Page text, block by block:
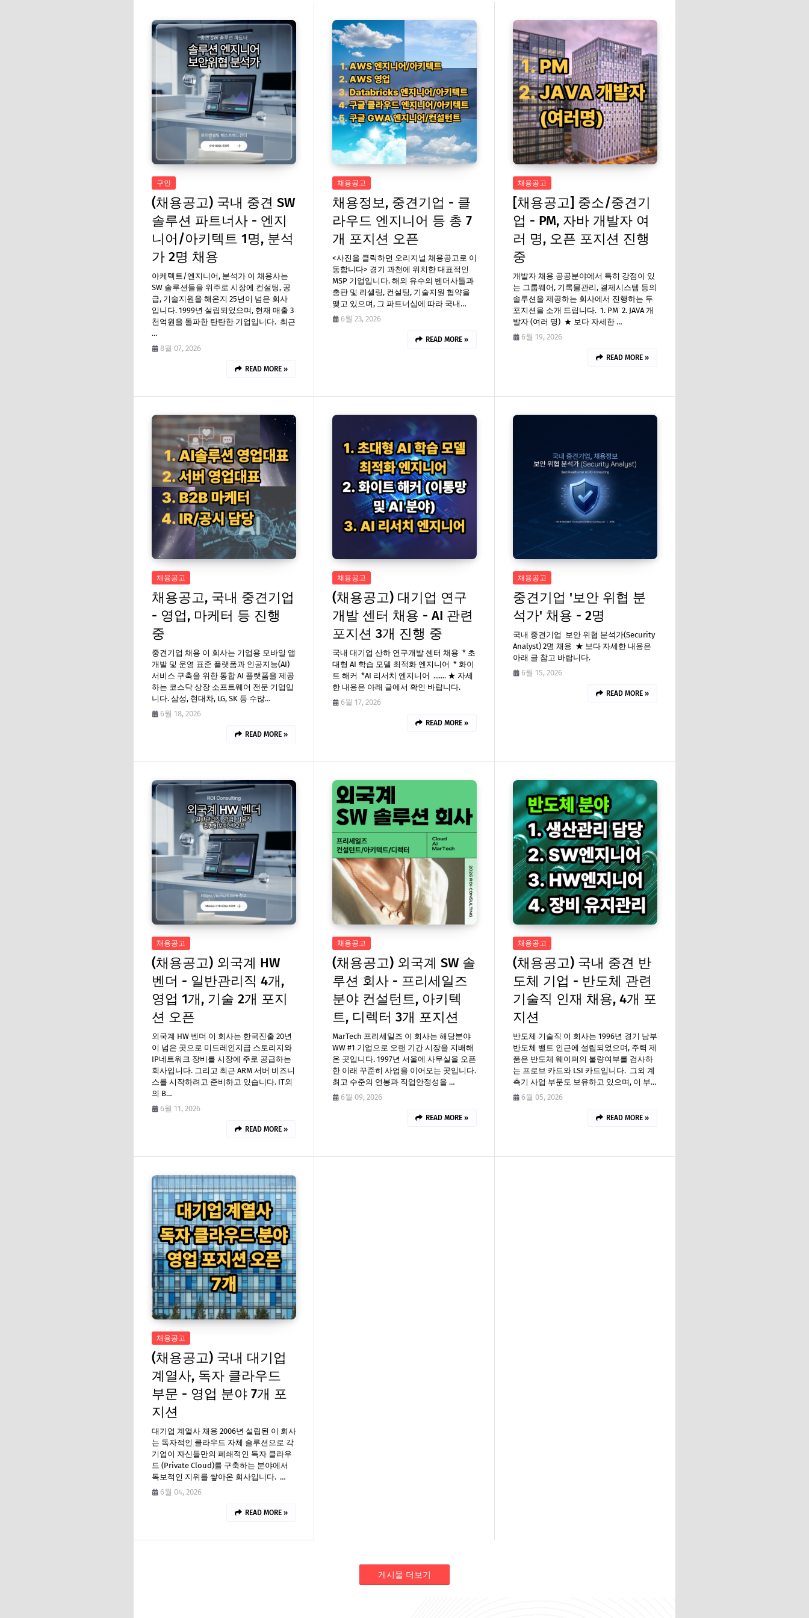
구인
(채용공고) 국내 중견 SW
솔루션 파트너사 - 엔지
니어/아키텍트 1명, 분석
가 2명 채용
아케텍트/엔지니어, 분석가 이 채용사는
SW 솔루션들을 위주로 시장에 컨설팅, 공
급, 기술지원을 해온지 25년이 넘은 회사
입니다. 1999년 설립되었으며, 현재 매출 3
천억원을 돌파한 탄탄한 기업입니다. 최근
…
8월 07, 2026
READ MORE »
채용공고
채용정보, 중견기업 - 클
라우드 엔지니어 등 총 7
개 포지션 오픈
<사진을 클릭하면 오리지널 채용공고로 이
동합니다> 경기 과천에 위치한 대표적인
MSP 기업입니다. 해외 유수의 벤더사들과
총판 및 리셀링, 컨설팅, 기술지원 협약을
맺고 있으며, 그 파트너십에 따라 국내…
6월 23, 2026
READ MORE »
채용공고
[채용공고] 중소/중견기
업 - PM, 자바 개발자 여
러 명, 오픈 포지션 진행
중
개발자 채용 공공분야에서 특히 강점이 있
는 그룹웨어, 기록물관리, 결제시스템 등의
솔루션을 제공하는 회사에서 진행하는 두
포지션을 소개 드립니다. 1. PM 2. JAVA 개
발자 (여러 명) ★ 보다 자세한 …
6월 19, 2026
READ MORE »
채용공고
채용공고, 국내 중견기업
- 영업, 마케터 등 진행
중
중견기업 채용 이 회사는 기업용 모바일 앱
개발 및 운영 표준 플랫폼과 인공지능(AI)
서비스 구축을 위한 통합 AI 플랫폼을 제공
하는 코스닥 상장 소프트웨어 전문 기업입
니다. 삼성, 현대차, LG, SK 등 수많…
6월 18, 2026
READ MORE »
채용공고
(채용공고) 대기업 연구
개발 센터 채용 - AI 관련
포지션 3개 진행 중
국내 대기업 산하 연구개발 센터 채용 * 초
대형 AI 학습 모델 최적화 엔지니어 * 화이
트 해커 *AI 리서치 엔지니어 ....... ★ 자세
한 내용은 아래 글에서 확인 바랍니다.
6월 17, 2026
READ MORE »
채용공고
중견기업 '보안 위협 분
석가' 채용 - 2명
국내 중견기업 보안 위협 분석가(Security
Analyst) 2명 채용 ★ 보다 자세한 내용은
아래 글 참고 바랍니다.
6월 15, 2026
READ MORE »
채용공고
(채용공고) 외국계 HW
벤더 - 일반관리직 4개,
영업 1개, 기술 2개 포지
션 오픈
외국계 HW 벤더 이 회사는 한국진출 20년
이 넘은 곳으로 미드레인지급 스토리지와
IP네트워크 장비를 시장에 주로 공급하는
회사입니다. 그리고 최근 ARM 서버 비즈니
스를 시작하려고 준비하고 있습니다. IT외
의 B…
6월 11, 2026
READ MORE »
채용공고
(채용공고) 외국계 SW 솔
루션 회사 - 프리세일즈
분야 컨설턴트, 아키텍
트, 디렉터 3개 포지션
MarTech 프리세일즈 이 회사는 해당분야
WW #1 기업으로 오랜 기간 시장을 지배해
온 곳입니다. 1997년 서울에 사무실을 오픈
한 이래 꾸준히 사업을 이어오는 곳입니다.
최고 수준의 연봉과 직업안정성을 …
6월 09, 2026
READ MORE »
채용공고
(채용공고) 국내 중견 반
도체 기업 - 반도체 관련
기술직 인재 채용, 4개 포
지션
반도체 기술직 이 회사는 1996년 경기 남부
반도체 밸트 인근에 설립되었으며, 주력 제
품은 반도체 웨이퍼의 불량여부를 검사하
는 프로브 카드와 LSI 카드입니다. 그외 계
측기 사업 부문도 보유하고 있으며, 이 부…
6월 05, 2026
READ MORE »
채용공고
(채용공고) 국내 대기업
계열사, 독자 클라우드
부문 - 영업 분야 7개 포
지션
대기업 계열사 채용 2006년 설립된 이 회사
는 독자적인 클라우드 자체 솔루션으로 각
기업이 자신들만의 폐쇄적인 독자 클라우
드 (Private Cloud)를 구축하는 분야에서
독보적인 지위를 쌓아온 회사입니다. …
6월 04, 2026
READ MORE »
게시물 더보기